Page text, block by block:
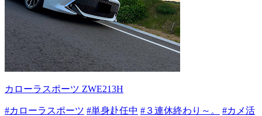
カローラスポーツ ZWE213H
#カローラスポーツ #単身赴任中 #３連休終わり～。
#カメ活